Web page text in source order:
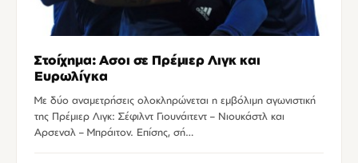
Στοίχημα: Ασοι σε Πρέμιερ Λιγκ και
Ευρωλίγκα
Με δύο αναμετρήσεις ολοκληρώνεται η εμβόλιμη αγωνιστική
της Πρέμιερ Λιγκ: Σέφιλντ Γιουνάιτεντ – Νιουκάστλ και
Αρσεναλ – Μπράιτον. Επίσης, σή…